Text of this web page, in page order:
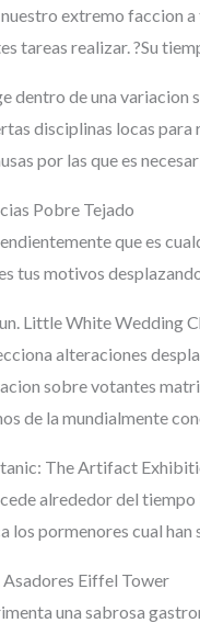
extremo faccion
tareas realizar. ?Su
dentro de una variacion
disciplinas locas para
por las que es
Pobre Tejado
que es
tus motivos
Little White Wedding
alteraciones
sobre votantes
de la mundialmente
The Artifact
alrededor del
los pormenores cual
Eiffel Tower
una sabrosa